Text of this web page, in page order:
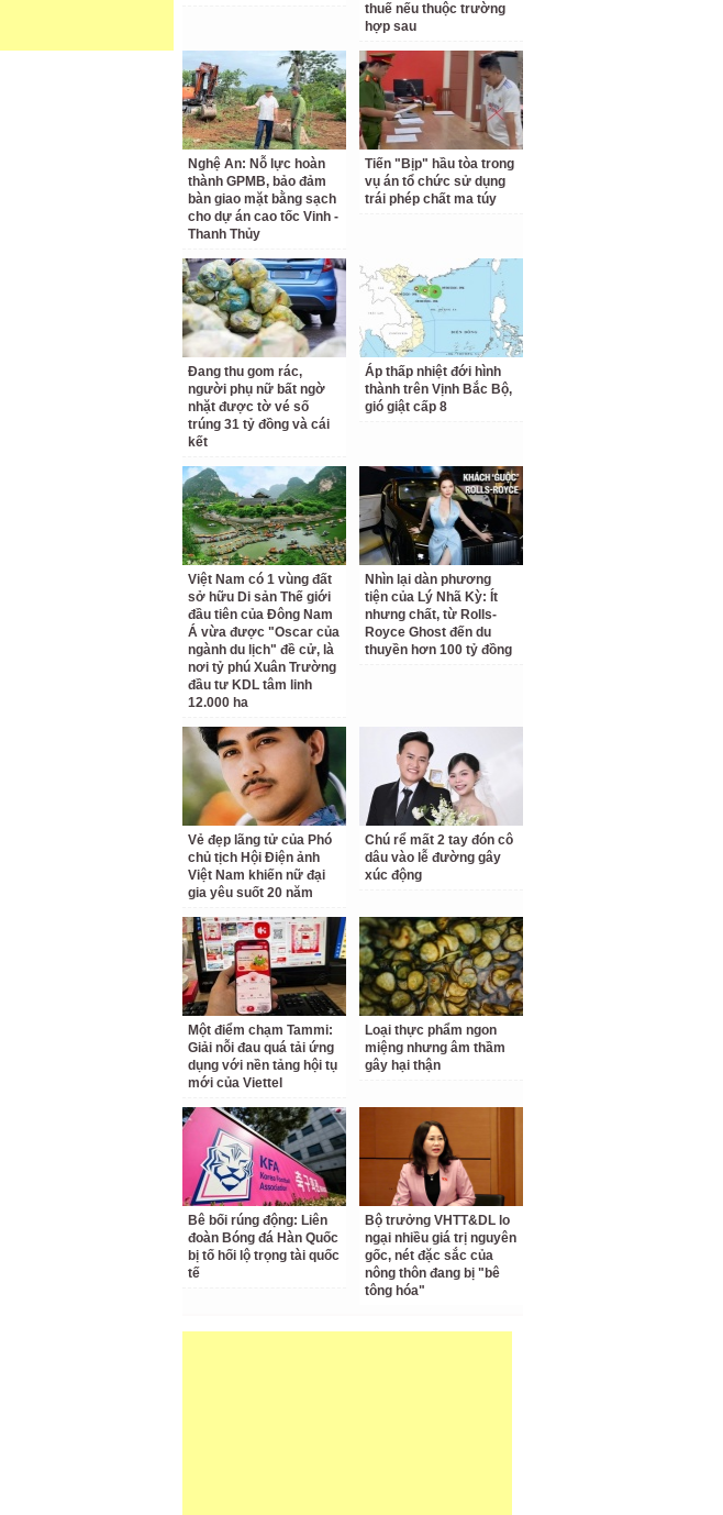
thuế nếu thuộc trường
hợp sau
Nghệ An: Nỗ lực hoàn
thành GPMB, bảo đảm
bàn giao mặt bằng sạch
cho dự án cao tốc Vinh -
Thanh Thủy
Tiến "Bịp" hầu tòa trong
vụ án tổ chức sử dụng
trái phép chất ma túy
Đang thu gom rác,
người phụ nữ bất ngờ
nhặt được tờ vé số
trúng 31 tỷ đồng và cái
kết
Áp thấp nhiệt đới hình
thành trên Vịnh Bắc Bộ,
gió giật cấp 8
Việt Nam có 1 vùng đất
sở hữu Di sản Thế giới
đầu tiên của Đông Nam
Á vừa được "Oscar của
ngành du lịch" đề cử, là
nơi tỷ phú Xuân Trường
đầu tư KDL tâm linh
12.000 ha
Nhìn lại dàn phương
tiện của Lý Nhã Kỳ: Ít
nhưng chất, từ Rolls-
Royce Ghost đến du
thuyền hơn 100 tỷ đồng
Vẻ đẹp lãng tử của Phó
chủ tịch Hội Điện ảnh
Việt Nam khiến nữ đại
gia yêu suốt 20 năm
Chú rể mất 2 tay đón cô
dâu vào lễ đường gây
xúc động
Một điểm chạm Tammi:
Giải nỗi đau quá tải ứng
dụng với nền tảng hội tụ
mới của Viettel
Loại thực phẩm ngon
miệng nhưng âm thầm
gây hại thận
Bê bối rúng động: Liên
đoàn Bóng đá Hàn Quốc
bị tố hối lộ trọng tài quốc
tế
Bộ trưởng VHTT&DL lo
ngại nhiều giá trị nguyên
gốc, nét đặc sắc của
nông thôn đang bị "bê
tông hóa"